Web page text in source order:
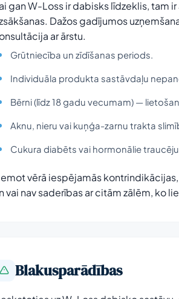
gan W-Loss ir dabisks līdzeklis, tam
Dažos gadījumos
ar ārstu.
Grūtniecība un zīdīšanas periods.
Individuāla produkta sastāvdaļu
Bērni (līdz 18 gadu vecumam) —
Aknu, nieru vai kuņģa-zarnu trakta
Cukura diabēts vai hormonālie
vērā iespējamās
vai nav saderības ar citām zālēm, ko
Blakusparādības